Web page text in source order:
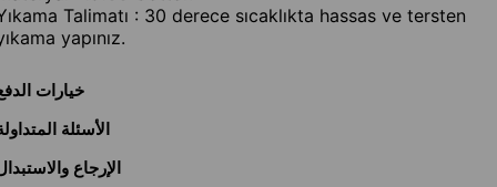
Talimatı : 30 derece sıcaklıkta hassas ve tersten
yapınız.
خيارات
الأسئلة
الإرجاع